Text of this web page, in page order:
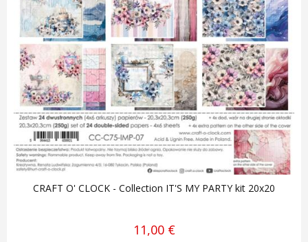
CRAFT O' CLOCK - Collection IT'S MY PARTY kit 20x20
11,00 €